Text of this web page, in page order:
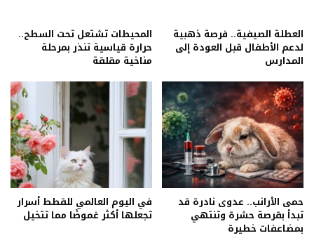
العطلة الصيفية.. فرصة ذهبية
لدعم الأطفال قبل العودة إلى
المدارس
المحيطات تشتعل تحت السطح..
حرارة قياسية تنذر بمرحلة
مناخية مقلقة
حمى الأرانب.. عدوى نادرة قد
تبدأ بقرصة حشرة وتنتهي
بمضاعفات خطيرة
في اليوم العالمي للقطط أسرار
تجعلها أكثر غموضًا مما تتخيل